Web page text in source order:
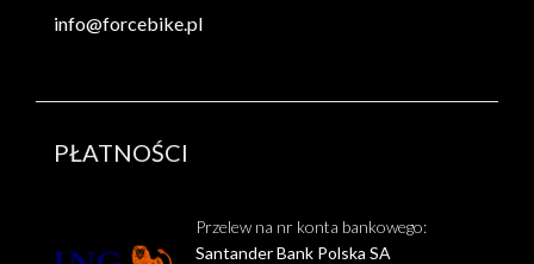
info@forcebike.pl
PŁATNOŚCI
Przelew na nr konta bankowego:
Santander Bank Polska SA